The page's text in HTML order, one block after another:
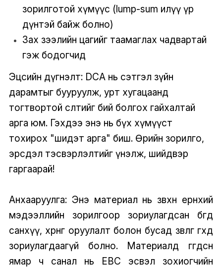
зорилготой хүмүүс (lump-sum илүү үр
дүнтэй байж болно)
Зах зээлийн цагийг таамаглах чадвартай
гэж бодогчид
Эцсийн дүгнэлт: DCA нь сэтгэл зүйн
дарамтыг бууруулж, урт хугацаанд
тогтвортой өсөлтийг бий болгох гайхалтай
арга юм. Гэхдээ энэ нь бүх хүмүүст
тохирох "шидэт арга" биш. Өөрийн зорилго,
эрсдэл тэсвэрлэлтийг үнэлж, шийдвэр
гаргаарай!
Анхааруулга: Энэ материал нь зөвхөн ерөнхий
мэдээллийн зорилгоор зориулагдсан бөгөөд
санхүү, хөрөнгө оруулалт болон бусад зөвлөгөө өгөхөд
зориулагдаагүй болно. Материалд өгөгдсөн
ямар ч санал нь EBC эсвэл зохиогчийн